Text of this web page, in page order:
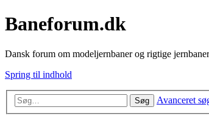
Baneforum.dk
Dansk forum om modeljernbaner og rigtige
Spring til indhold
Søg Avanceret